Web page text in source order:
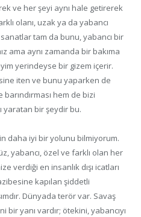
ve her şeyi aynı hale getirerek
olanı, uzak ya da yabancı
tam da bunu, yabancı bir
ama aynı zamanda bir bakıma
yerindeyse bir gizem içerir.
iten ve bunu yaparken de
hem de bizi
yaratan bir şeydir bu.
daha iyi bir yolunu bilmiyorum.
yabancı, özel ve farklı olan her
verdiği en insanlık dışı icatları
kapılan şiddetli
Dünyada terör var. Savaş
yanı vardır; ötekini, yabancıyı